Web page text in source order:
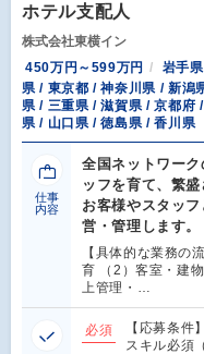
ホテル支配人
株式会社東横イン
450万円～599万円
岩手
県 / 東京都 / 神奈川県 / 新潟
県 / 三重県 / 滋賀県 / 京都府
県 / 山口県 / 徳島県 / 香川県
仕事
内容
全国ネットワー
ッフを育て、繁
お客様やスタッ
営・管理します。
【具体的な業務の
育 （2）客室・建
上管理・…
必須
【応募条
スキル必須